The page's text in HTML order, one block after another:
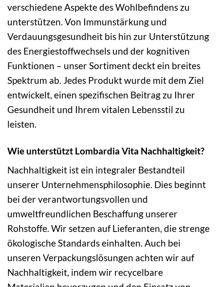
verschiedene Aspekte des Wohlbefindens zu
unterstützen. Von Immunstärkung und
Verdauungsgesundheit bis hin zur Unterstützung
des Energiestoffwechsels und der kognitiven
Funktionen – unser Sortiment deckt ein breites
Spektrum ab. Jedes Produkt wurde mit dem Ziel
entwickelt, einen spezifischen Beitrag zu Ihrer
Gesundheit und Ihrem vitalen Lebensstil zu
leisten.
Wie unterstützt Lombardia Vita Nachhaltigkeit?
Nachhaltigkeit ist ein integraler Bestandteil
unserer Unternehmensphilosophie. Dies beginnt
bei der verantwortungsvollen und
umweltfreundlichen Beschaffung unserer
Rohstoffe. Wir setzen auf Lieferanten, die strenge
ökologische Standards einhalten. Auch bei
unseren Verpackungslösungen achten wir auf
Nachhaltigkeit, indem wir recycelbare